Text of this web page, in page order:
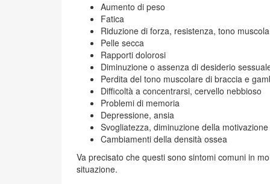
Aumento di peso
Fatica
Riduzione di forza, resistenza, tono
Pelle secca
Rapporti dolorosi
Diminuzione o assenza di desiderio
Perdita del tono muscolare di braccia e
Difficoltà a concentrarsi, cervello nebbioso
Problemi di memoria
Depressione, ansia
Svogliatezza, diminuzione della motivazione
Cambiamenti della densità ossea
Va precisato che questi sono sintomi comuni in
situazione.